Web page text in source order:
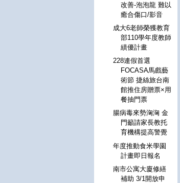
改善-泡泡龍 難以
癒合傷口/影音
成大6老師榮獲教育
部110學年度教師
績優計畫
228連假首選
FOCASA馬戲藝
術節 捷絲旅台南
館推住房贈票×用
餐抽門票
腸病毒來勢洶洶 金
門籲請家長教托
育機構提高警覺
年度推動食米學園
計畫即日報名
南市公寓大廈修繕
補助 3/1開放申